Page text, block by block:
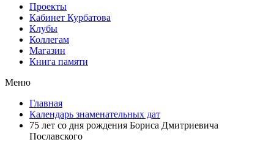
Проекты
Кабинет Курбатова
Клубы
Коллегам
Магазин
Книга памяти
Меню
Главная
Календарь знаменательных дат
75 лет со дня рождения Бориса Дмитриевича
Пославского